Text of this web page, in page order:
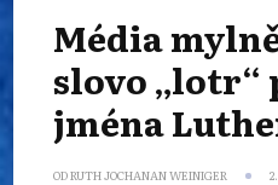
Média
slovo „lotr“
jména
ODRUTH JOCHANAN WEINIGER